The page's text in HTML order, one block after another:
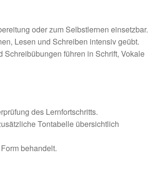
oder zum Selbstlernen einsetzbar.
Lesen und Schreiben intensiv geübt.
führen in Schrift, Vokale
des Lernfortschritts.
Tontabelle übersichtlich
behandelt.